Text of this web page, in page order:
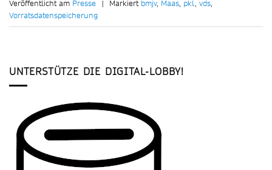
Veröffentlicht am Presse | Markiert bmjv, Maas, pkl, vds,
Vorratsdatenspeicherung
UNTERSTÜTZE DIE DIGITAL-LOBBY!